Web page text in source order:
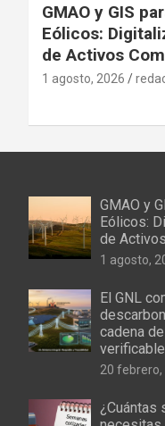
GMAO y GIS
Eólicos:
de Activos
1 agosto, 2026
GMAO y
Eólicos:
de
1 agosto,
El GNL
cadena
20 febrero,
¿Cuántas